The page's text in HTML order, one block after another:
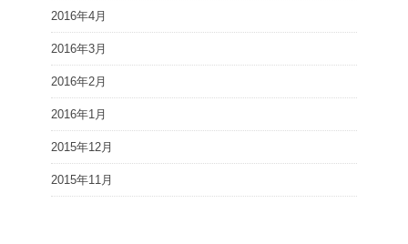
2016年4月
2016年3月
2016年2月
2016年1月
2015年12月
2015年11月